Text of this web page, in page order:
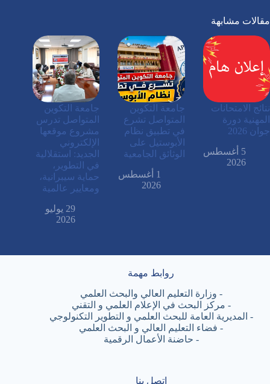
مقالات مشابهة
نتائج الامتحانات
المهنية دورة
جوان 2026
5 أغسطس
2026
جامعة التكوين
المتواصل تشرع
في تطبيق نظام
الأبوستيل على
الوثائق الجامعية
1 أغسطس
2026
جامعة التكوين
المتواصل تدرس
مشروع موقعها
الإلكتروني
الجديد: استقلالية
في التطوير،
حماية سيبرانية،
ومعايير عالمية
29 يوليو
2026
روابط مهمة
- وزارة التعليم العالي والبحث العلمي
- مركز البحث في الإعلام العلمي و التقني
- المديرية العامة للبحث العلمي و التطوير التكنولوجي
- فضاء التعليم العالي و البحث العلمي
- حاضنة الأعمال الرقمية
اتصل بنا